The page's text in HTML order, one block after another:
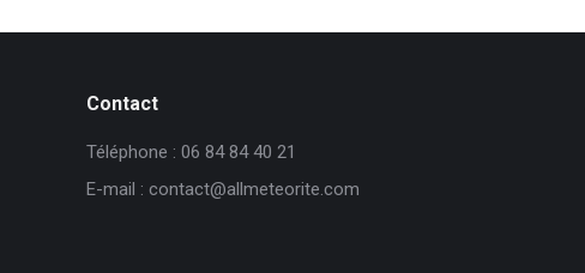
Contact
Téléphone : 06 84 84 40 21
E-mail : contact@allmeteorite.com